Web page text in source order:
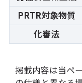
PRTR対象物質
化審法
掲載内容は当ペ